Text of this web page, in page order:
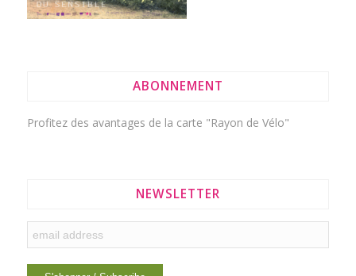
ABONNEMENT
Profitez des avantages de la carte "Rayon de Vélo"
NEWSLETTER